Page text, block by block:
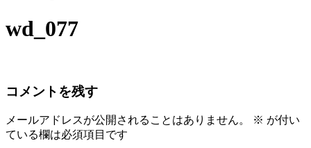
wd_077
コメントを残す
メールアドレスが公開されることはありません。 ※ が付い
ている欄は必須項目です